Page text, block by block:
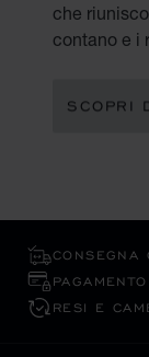
che
contano e i
SCOPRI
CONSEGNA
RESI E